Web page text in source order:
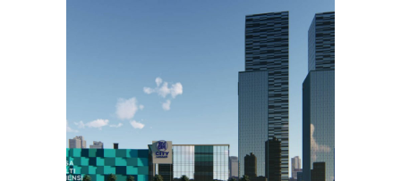
Desain DNB Tower di
Cilandak Jakarta Selatan